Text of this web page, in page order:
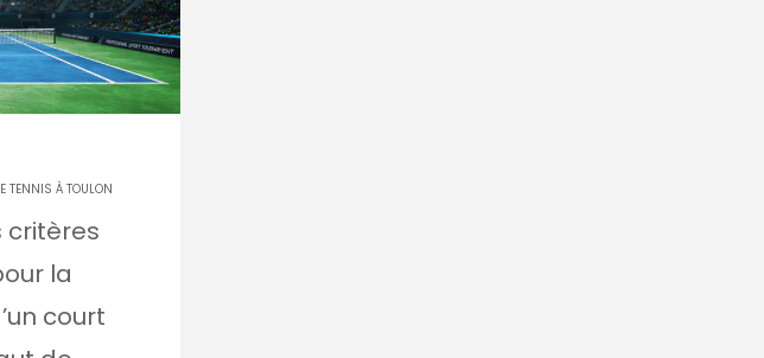
TENNIS À TOULON
critères
la
court